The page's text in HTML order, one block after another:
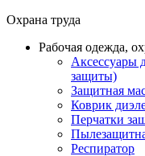
Охрана труда
Рабочая одежда,
Аксессуары
защиты)
Защитная
Коврик
Перчатки
Респиратор